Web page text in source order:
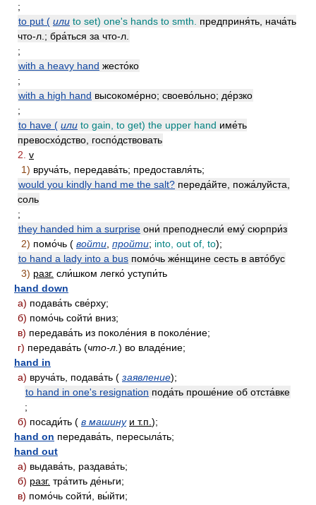
;
to put ( или to set) one's hands to smth.
предприня́ть, нача́ть
что-л.; бра́ться за что-л.
;
with a heavy hand жесто́ко
;
with a high hand высокоме́рно; своево́льно; де́рзко
;
to have ( или to gain, to get) the upper hand име́ть
превосхо́дство, госпо́дствовать
2. v
1) вруча́ть, передава́ть; предоставля́ть;
would you kindly hand me the salt? переда́йте, пожа́луйста,
соль
;
they handed him a surprise они́ преподнесли́ ему́ сюрпри́з
2) помо́чь ( войти пройти; into, out of, to);
to hand a lady into a bus помо́чь же́нщине сесть в авто́бус
3) разг. сли́шком легко́ уступи́ть
hand down
а) подава́ть све́рху;
б) помо́чь сойти́ вниз;
в) передава́ть из поколе́ния в поколе́ние;
г) передава́ть (что-л. ) во владе́ние;
hand in
а) вруча́ть, подава́ть ( заявление);
to hand in one's resignation пода́ть проше́ние об отста́вке
;
б) посади́ть ( в машину и т.п. );
hand on передава́ть, пересыла́ть;
hand out
а) выдава́ть, раздава́ть;
б) разг. тра́тить де́ньги;
в) помо́чь сойти́, вы́йти;